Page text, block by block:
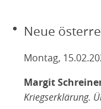
Neue
Montag,
Margit
Kriegserklärung.